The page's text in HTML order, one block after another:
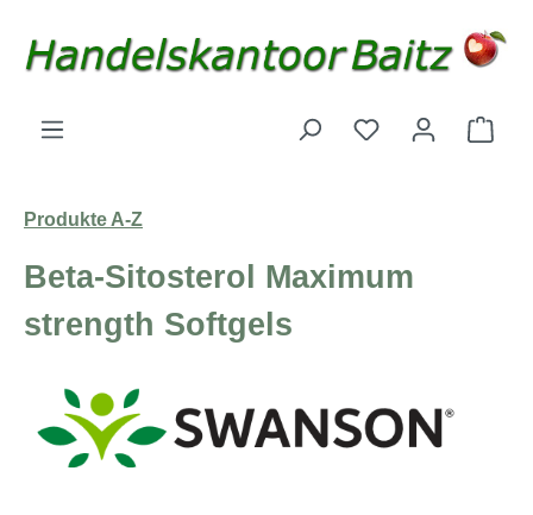
Du hast 0
Produkte A-Z
Beta-Sitosterol Maximum
strength Softgels